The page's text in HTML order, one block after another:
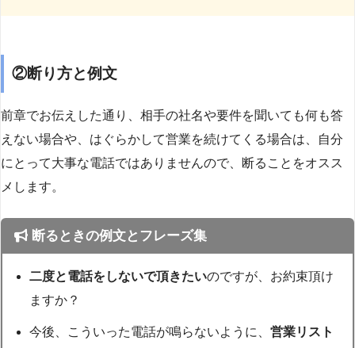
②断り方と例文
前章でお伝えした通り、相手の社名や要件を聞いても何も答
えない場合や、はぐらかして営業を続けてくる場合は、自分
にとって大事な電話ではありませんので、断ることをオスス
メします。
断るときの例文とフレーズ集
二度と電話をしないで頂きたいのですが、お約束頂け
ますか？
今後、こういった電話が鳴らないように、営業リスト